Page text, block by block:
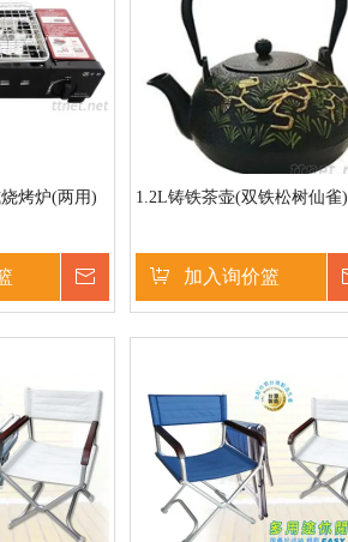
烤炉(两用) 1.2L铸铁茶壶(双铁松树仙雀)
加入询价篮